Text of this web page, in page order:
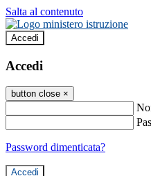
Salta al contenuto
Accedi
Accedi
button close ×
Password dimenticata?